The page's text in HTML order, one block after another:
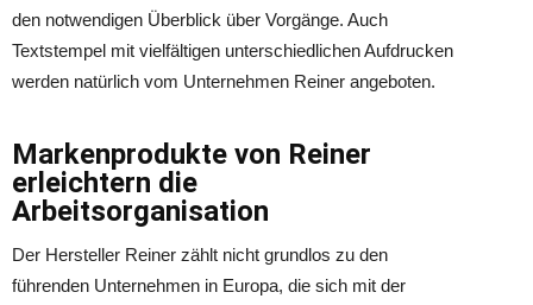
den notwendigen Überblick über Vorgänge. Auch
Textstempel mit vielfältigen unterschiedlichen Aufdrucken
werden natürlich vom Unternehmen Reiner angeboten.
Markenprodukte von Reiner
erleichtern die
Arbeitsorganisation
Der Hersteller Reiner zählt nicht grundlos zu den
führenden Unternehmen in Europa, die sich mit der